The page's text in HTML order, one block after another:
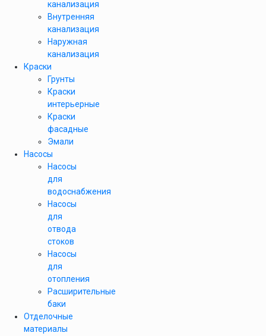
канализация
Внутренняя
канализация
Наружная
канализация
Краски
Грунты
Краски
интерьерные
Краски
фасадные
Эмали
Насосы
Насосы
для
водоснабжения
Насосы
для
отвода
стоков
Насосы
для
отопления
Расширительные
баки
Отделочные
материалы